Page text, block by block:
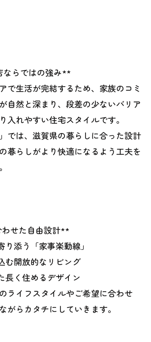
ならではの強み**
で生活が完結するため、家族のコミ
自然と深まり、段差の少ないバリア
入れやすい住宅スタイルです。
では、滋賀県の暮らしに合った設計
暮らしがより快適になるよう工夫を
せた自由設計**
り添う「家事楽動線」
む開放的なリビング
長く住めるデザイン
ライフスタイルやご希望に合わせ
がらカタチにしていきます。